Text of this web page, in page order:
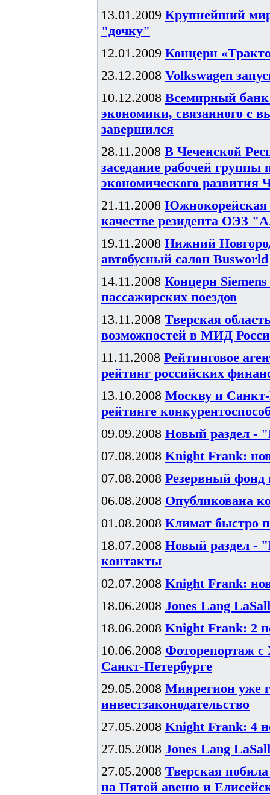
13.01.2009 Крупнейший
"дочку"
12.01.2009 Концерн
23.12.2008 Volkswagen
10.12.2008 Всемирный
экономики, связанного с
завершился
28.11.2008 В Чеченской
заседание рабочей группы
экономического развития
21.11.2008 Южнокорейская
качестве резидента ОЭЗ
19.11.2008 Нижний
автобусный салон Busworld
14.11.2008 Концерн
пассажирских поездов
13.11.2008 Тверская
возможностей в МИД
11.11.2008 Рейтинговое
рейтинг российских
13.10.2008 Москву и
рейтинге
09.09.2008 Новый раздел -
07.08.2008 Knight Frank:
07.08.2008 Резервный фонд
06.08.2008 Опубликована
01.08.2008 Климат быстро
18.07.2008 Новый раздел -
контакты
02.07.2008 Knight Frank:
18.06.2008 Jones Lang
18.06.2008 Knight Frank: 2
10.06.2008 Фоторепортаж с
Санкт-Петербурге
29.05.2008 Минрегион уже
инвестзаконодательство
27.05.2008 Knight Frank: 4
27.05.2008 Jones Lang
27.05.2008 Тверская
на Пятой авеню и